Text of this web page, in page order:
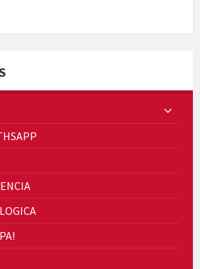
&quot;La mare&quot;, d'Emma Zafon